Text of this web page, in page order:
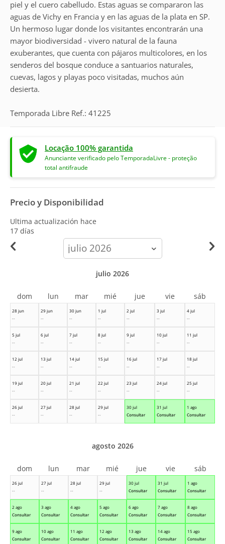
piel y el cuero cabelludo. Estas aguas se compararon las
aguas de Vichy en Francia y en las aguas de la plata en SP.
Un hermoso lugar donde los visitantes encontrarán una
mayor biodiversidad - vivero natural de la fauna
exuberantes, que cuenta con pájaros multicolores, en los
senderos del bosque conduce a santuarios naturales,
cuevas, lagos y playas poco visitadas, muchos aún
desierta.
Temporada Libre Ref.: 41225
Locação 100% garantida
Anunciante verificado pelo TemporadaLivre - proteção
total antifraude
Precio y Disponibilidad
Ultima actualización hace
17 días
calendar-
month
28 jun
--
29 jun
--
30 jun
--
1 jul
--
2 jul
--
3 jul
--
4 jul
--
5 jul
--
6 jul
--
7 jul
--
8 jul
--
9 jul
--
10 jul
--
11 jul
--
12 jul
--
13 jul
--
14 jul
--
15 jul
--
16 jul
--
17 jul
--
18 jul
--
19 jul
--
20 jul
--
21 jul
--
22 jul
--
23 jul
--
24 jul
--
25 jul
--
26 jul
--
27 jul
--
28 jul
--
29 jul
--
30 jul
Consultar
31 jul
Consultar
1 ago
Consultar
julio 2026
dom lun mar mié jue vie sáb
26 jul
--
27 jul
--
28 jul
--
29 jul
--
30 jul
Consultar
31 jul
Consultar
1 ago
Consultar
2 ago
Consultar
3 ago
Consultar
4 ago
Consultar
5 ago
Consultar
6 ago
Consultar
7 ago
Consultar
8 ago
Consultar
9 ago
Consultar
10 ago
Consultar
11 ago
Consultar
12 ago
Consultar
13 ago
Consultar
14 ago
Consultar
15 ago
Consultar
agosto 2026
dom lun mar mié jue vie sáb